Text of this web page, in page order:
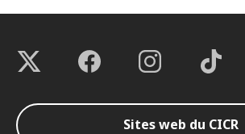
Sites web du CICR